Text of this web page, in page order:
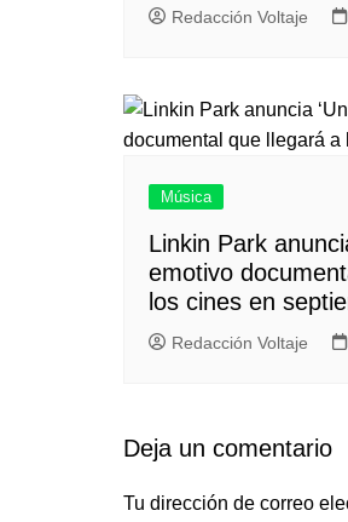
Redacción Voltaje
Música
Linkin Park
emotivo
los cines en
Redacción Voltaje
Deja un comentario
Tu dirección de correo